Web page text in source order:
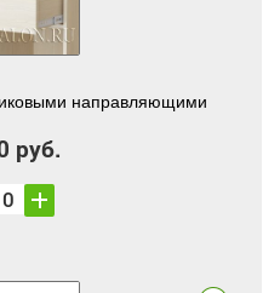
направляющими
руб.